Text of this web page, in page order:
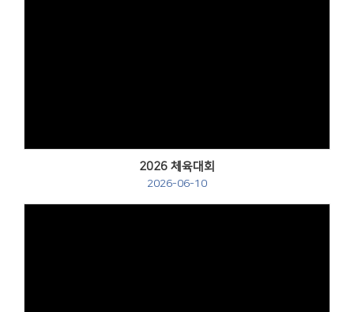
2026 체육대회
2026-06-10